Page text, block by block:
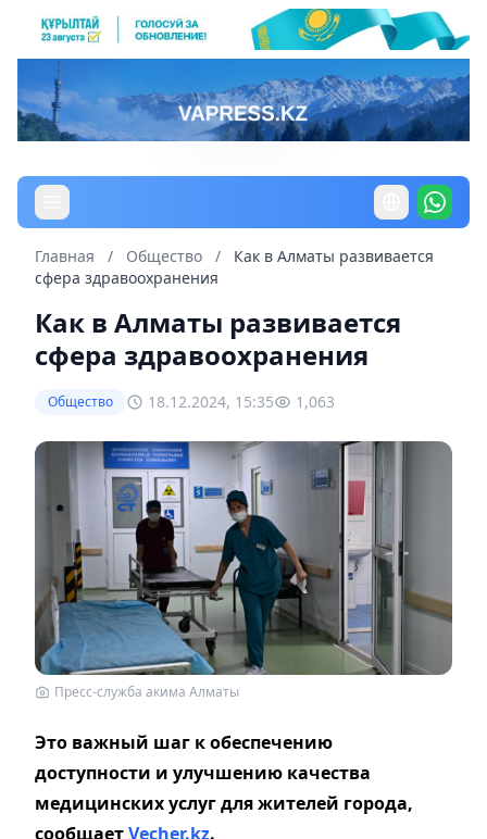
Главная / Общество /
Как в Алматы развивается
сфера здравоохранения
Как в Алматы развивается
сфера здравоохранения
Общество 18.12.2024, 15:35 1,063
Пресс-служба акима Алматы
Это важный шаг к обеспечению
доступности и улучшению качества
медицинских услуг для жителей города,
сообщаетVecher.kz.